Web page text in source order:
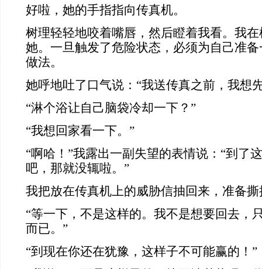
好啦，她的手指指向传真机。
树理轻轻地咬着嘴唇，然后瞪着我看。我
她。一旦触发了危险状态，必须为自己准
做法。
她呼地吐了口气说：“我送传真之前，我想
“淋个浴让自己脑袋冷却一下？”
“我想回家看一下。”
“啊哈！”我露出一副失望的表情说：“到了
吧，那就没辄啦。”
我把放在传真机上的威胁信抽回来，准备撕
“等一下，不是这样的。我不是想要回去，
而已。”
“到现在你还在犹豫，这样子不可能赢的！”